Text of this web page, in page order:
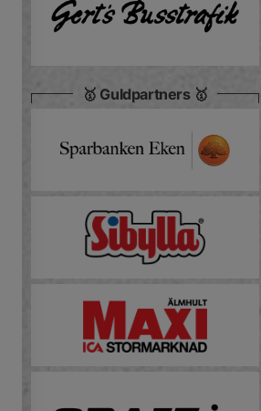
🥇 Guldpartners 🥇